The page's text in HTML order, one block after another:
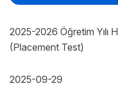
2025-2026 Öğretim Yılı
(Placement Test)
2025-09-29